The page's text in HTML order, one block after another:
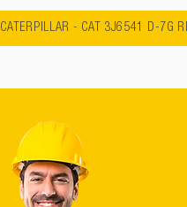
CATERPILLAR - CAT 3J6541 D-7G